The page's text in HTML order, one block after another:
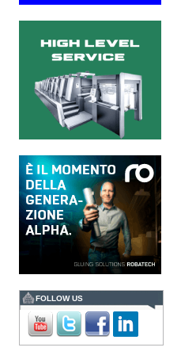
riferimento a livello globale
basata su imaging...
Verso Print4All 2027: AI e
persone guidano il futuro
del printing
Dall’intelligenza artificiale
alla sostenibilità, fino agli
scenari geopolitici e alle
nuove competenze: la
delineato le...
UTVI accelera la crescita
con AccurioJet 30000
La trasformazione del
mercato della stampa
richiede oggi alle aziende
maggiore flessibilità,
rapidità e capacità di
gestire produzioni sempre
Print4All 2027 mira
all’integrazione tra stampa
e converting
La manifestazione
FOLLOW US